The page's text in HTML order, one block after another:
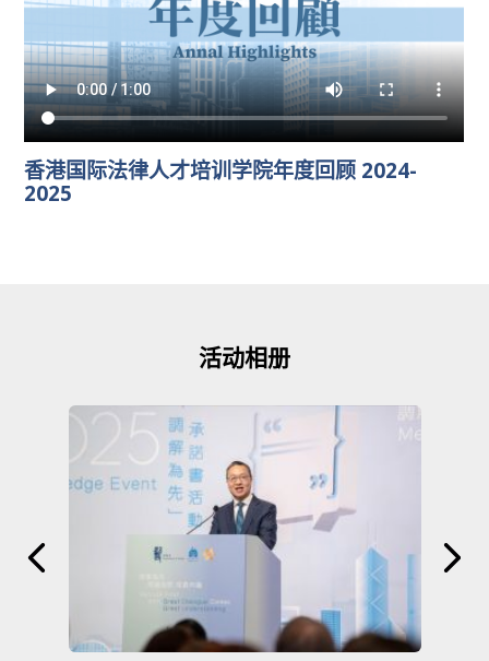
香港国际法律人才培训学院年度回顾 2024-
2025
活动相册